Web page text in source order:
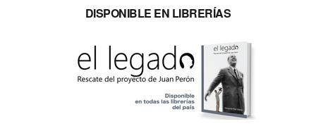
DISPONIBLE EN LIBRERÍAS